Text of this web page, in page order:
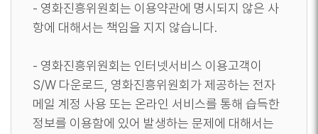
- 영화진흥위원회는 이용약관에 명시되지 않은 사
항에 대해서는 책임을 지지 않습니다.
- 영화진흥위원회는 인터넷서비스 이용고객이
S/W 다운로드, 영화진흥위원회가 제공하는 전자
메일 계정 사용 또는 온라인 서비스를 통해 습득한
정보를 이용함에 있어 발생하는 문제에 대해서는